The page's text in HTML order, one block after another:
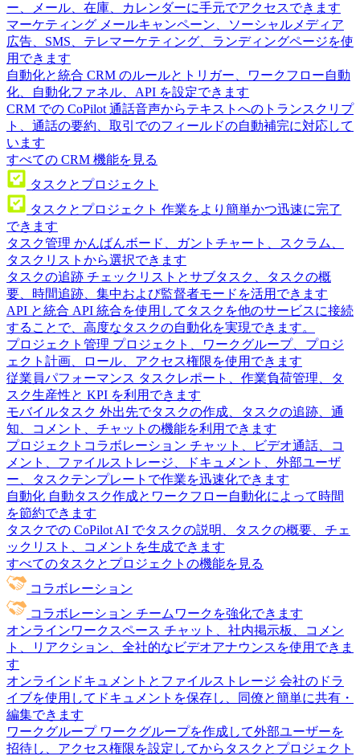
ー、メール、在庫、カレンダーに手元でアクセスできます
マーケティング メールキャンペーン、ソーシャルメディア
広告、SMS、テレマーケティング、ランディングページを使
用できます
自動化と統合 CRM のルールとトリガー、ワークフロー自動
化、自動化ファネル、API を設定できます
CRM での CoPilot 通話音声からテキストへのトランスクリプ
ト、通話の要約、取引でのフィールドの自動補完に対応して
います
すべての CRM 機能を見る
タスクとプロジェクト
タスクとプロジェクト 作業をより簡単かつ迅速に完了
できます
タスク管理 かんばんボード、ガントチャート、スクラム、
タスクリストから選択できます
タスクの追跡 チェックリストとサブタスク、タスクの概
要、時間追跡、集中および監督者モードを活用できます
API と統合 API 統合を使用してタスクを他のサービスに接続
することで、高度なタスクの自動化を実現できます。
プロジェクト管理 プロジェクト、ワークグループ、プロジ
ェクト計画、ロール、アクセス権限を使用できます
従業員パフォーマンス タスクレポート、作業負荷管理、タ
スク生産性と KPI を利用できます
モバイルタスク 外出先でタスクの作成、タスクの追跡、通
知、コメント、チャットの機能を利用できます
プロジェクトコラボレーション チャット、ビデオ通話、コ
メント、ファイルストレージ、ドキュメント、外部ユーザ
ー、タスクテンプレートで作業を迅速化できます
自動化 自動タスク作成とワークフロー自動化によって時間
を節約できます
タスクでの CoPilot AI でタスクの説明、タスクの概要、チェ
ックリスト、コメントを生成できます
すべてのタスクとプロジェクトの機能を見る
コラボレーション
コラボレーション チームワークを強化できます
オンラインワークスペース チャット、社内掲示板、コメン
ト、リアクション、全社的なビデオアナウンスを使用できま
す
オンラインドキュメントとファイルストレージ 会社のドラ
イブを使用してドキュメントを保存し、同僚と簡単に共有・
編集できます
ワークグループ ワークグループを作成して外部ユーザーを
招待し、アクセス権限を設定してからタスクとプロジェクト